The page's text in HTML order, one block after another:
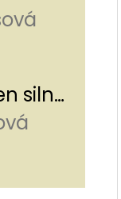
5 z 5
100% přírodní len silný - s pruhem 320g/m
5 z 5
KVÍTÍM A